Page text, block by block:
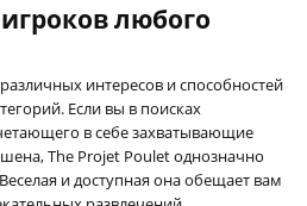
любого
интересов и способностей
Если вы в поисках
в себе захватывающие
The Projet Poulet однозначно
и доступная она обещает вам